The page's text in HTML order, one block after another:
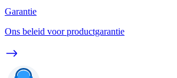
Garantie
Ons beleid voor productgarantie